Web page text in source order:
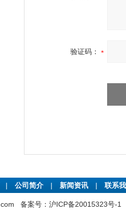
验证码：
| 公司简介 | 新闻资讯 | 联系
备案号：沪ICP备20015323号-1